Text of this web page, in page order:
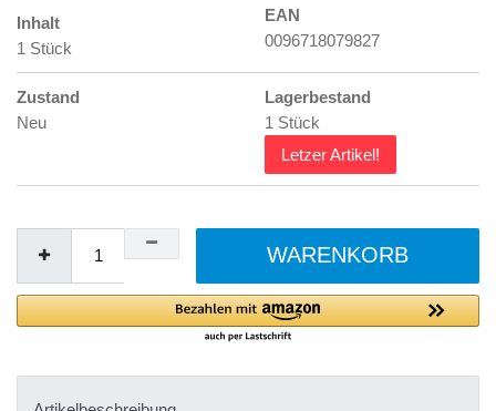
Inhalt
1 Stück
EAN
0096718079827
Zustand
Neu
Lagerbestand
1 Stück
Letzer Artikel!
WARENKORB